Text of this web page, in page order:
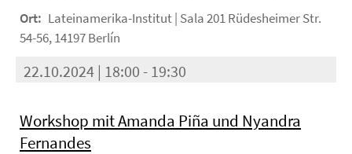
Ort: Lateinamerika-Institut | Sala 201 Rüdesheimer Str.
54-56, 14197 Berlín
22.10.2024 | 18:00 - 19:30
Workshop mit Amanda Piña und Nyandra
Fernandes